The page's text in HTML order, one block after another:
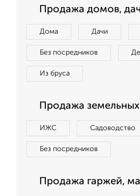
Продажа домов,
Дома Дачи
Без посредников
Из бруса
Продажа земельных
ИЖС Садоводство
Без посредников
Продажа гаржей,